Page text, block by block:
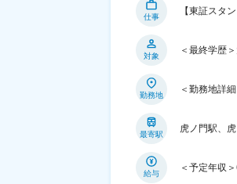
仕事
【東証スタ
対象
＜最終学歴
勤務地
＜勤務地詳
最寄駅
虎ノ門駅、
給与
＜予定年収